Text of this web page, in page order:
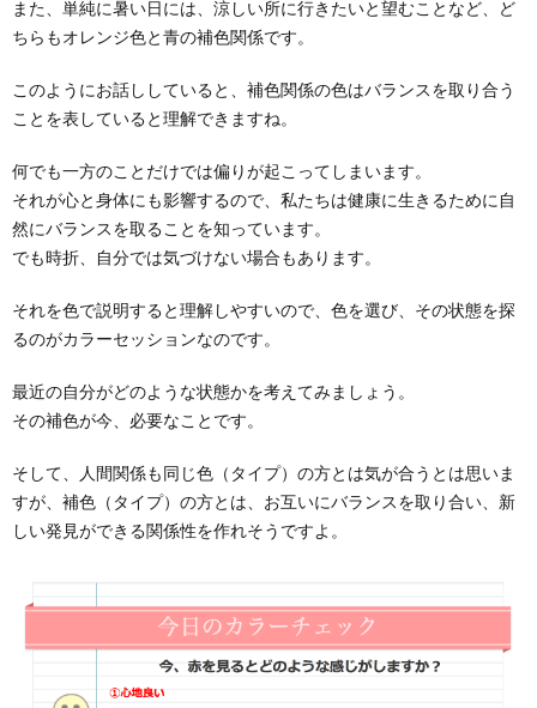
また、単純に暑い日には、涼しい所に行きたいと望むことなど、ど
ちらもオレンジ色と青の補色関係です。
このようにお話ししていると、補色関係の色はバランスを取り合う
ことを表していると理解できますね。
何でも一方のことだけでは偏りが起こってしまいます。
それが心と身体にも影響するので、私たちは健康に生きるために自
然にバランスを取ることを知っています。
でも時折、自分では気づけない場合もあります。
それを色で説明すると理解しやすいので、色を選び、その状態を探
るのがカラーセッションなのです。
最近の自分がどのような状態かを考えてみましょう。
その補色が今、必要なことです。
そして、人間関係も同じ色（タイプ）の方とは気が合うとは思いま
すが、補色（タイプ）の方とは、お互いにバランスを取り合い、新
しい発見ができる関係性を作れそうですよ。